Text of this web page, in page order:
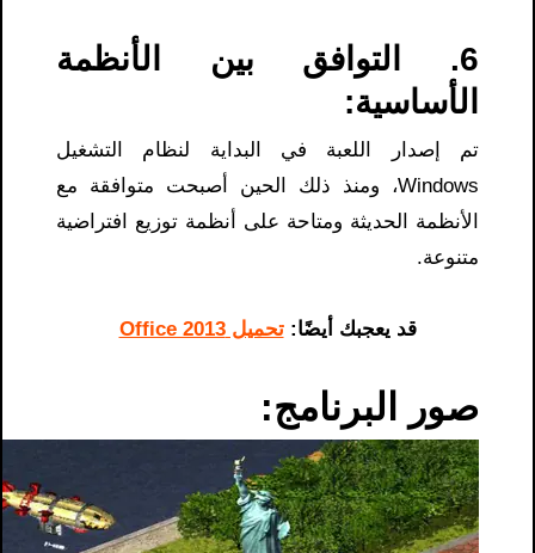
6. التوافق بين الأنظمة
الأساسية:
تم إصدار اللعبة في البداية لنظام التشغيل
Windows، ومنذ ذلك الحين أصبحت متوافقة مع
الأنظمة الحديثة ومتاحة على أنظمة توزيع افتراضية
متنوعة.
قد يعجبك أيضًا:تحميل Office 2013
صور البرنامج: